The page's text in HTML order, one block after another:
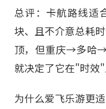
总评：卡航路线适
块、且不介意总耗
顶，但重庆→多哈
就决定了它在"时效"
为什么爱飞乐游更